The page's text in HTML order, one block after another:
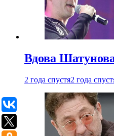
Вдова
2 года спустя2 года